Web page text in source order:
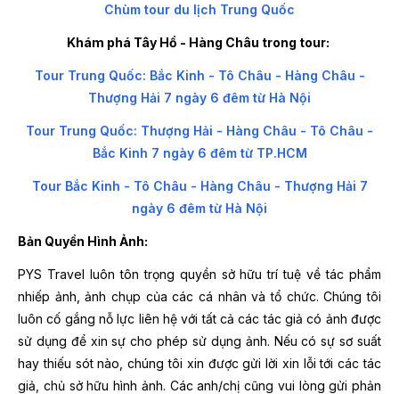
Chùm tour du lịch Trung Quốc
Khám phá Tây Hồ - Hàng Châu trong tour:
Tour Trung Quốc: Bắc Kinh - Tô Châu - Hàng Châu -
Thượng Hải 7 ngày 6 đêm từ Hà Nội
Tour Trung Quốc: Thượng Hải - Hàng Châu - Tô Châu -
Bắc Kinh 7 ngày 6 đêm từ TP.HCM
Tour Bắc Kinh - Tô Châu - Hàng Châu - Thượng Hải 7
ngày 6 đêm từ Hà Nội
Bản Quyền Hình Ảnh:
PYS Travel luôn tôn trọng quyền sở hữu trí tuệ về tác phẩm
nhiếp ảnh, ảnh chụp của các cá nhân và tổ chức. Chúng tôi
luôn cố gắng nỗ lực liên hệ với tất cả các tác giả có ảnh được
sử dụng để xin sự cho phép sử dụng ảnh. Nếu có sự sơ suất
hay thiếu sót nào, chúng tôi xin được gửi lời xin lỗi tới các tác
giả, chủ sở hữu hình ảnh. Các anh/chị cũng vui lòng gửi phản